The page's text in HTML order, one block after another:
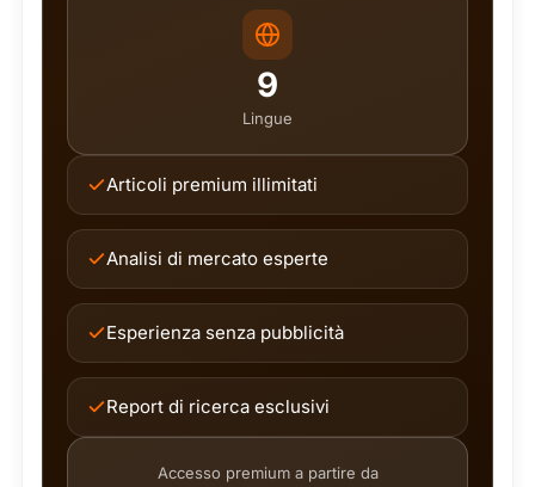
9
Lingue
Articoli premium illimitati
Analisi di mercato esperte
Esperienza senza pubblicità
Report di ricerca esclusivi
Accesso premium a partire da